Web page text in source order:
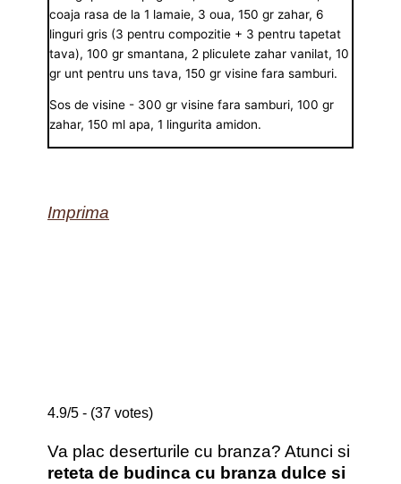
coaja rasa de la 1 lamaie, 3 oua, 150 gr zahar, 6
linguri gris (3 pentru compozitie + 3 pentru tapetat
tava), 100 gr smantana, 2 pliculete zahar vanilat, 10
gr unt pentru uns tava, 150 gr visine fara samburi.
Sos de visine - 300 gr visine fara samburi, 100 gr
zahar, 150 ml apa, 1 lingurita amidon.
Imprima
4.9/5 - (37 votes)
Va plac deserturile cu branza? Atunci si
reteta de budinca cu branza dulce si